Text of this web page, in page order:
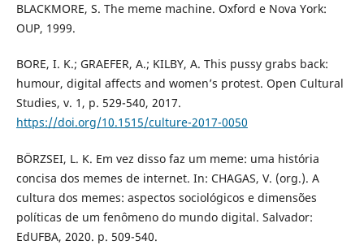
BLACKMORE, S. The meme machine. Oxford e Nova York:
OUP, 1999.
BORE, I. K.; GRAEFER, A.; KILBY, A. This pussy grabs back:
humour, digital affects and women’s protest. Open Cultural
Studies, v. 1, p. 529-540, 2017.
https://doi.org/10.1515/culture-2017-0050
BÖRZSEI, L. K. Em vez disso faz um meme: uma história
concisa dos memes de internet. In: CHAGAS, V. (org.). A
cultura dos memes: aspectos sociológicos e dimensões
políticas de um fenômeno do mundo digital. Salvador:
EdUFBA, 2020. p. 509-540.